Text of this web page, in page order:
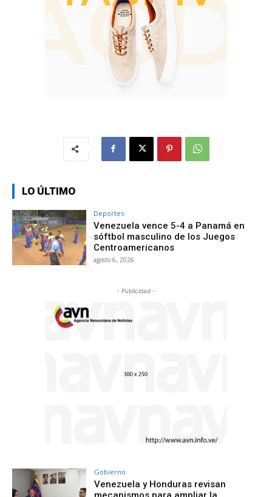
LO ÚLTIMO
Deportes
Venezuela vence 5-4 a Panamá en
sóftbol masculino de los Juegos
Centroamericanos
agosto 6, 2026
- Publicidad -
Gobierno
Venezuela y Honduras revisan